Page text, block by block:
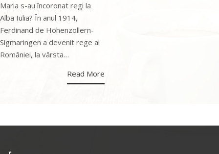
Maria s-au încoronat regi la
Alba Iulia? În anul 1914,
Ferdinand de Hohenzollern-
Sigmaringen a devenit rege al
României, la vârsta…
Read More